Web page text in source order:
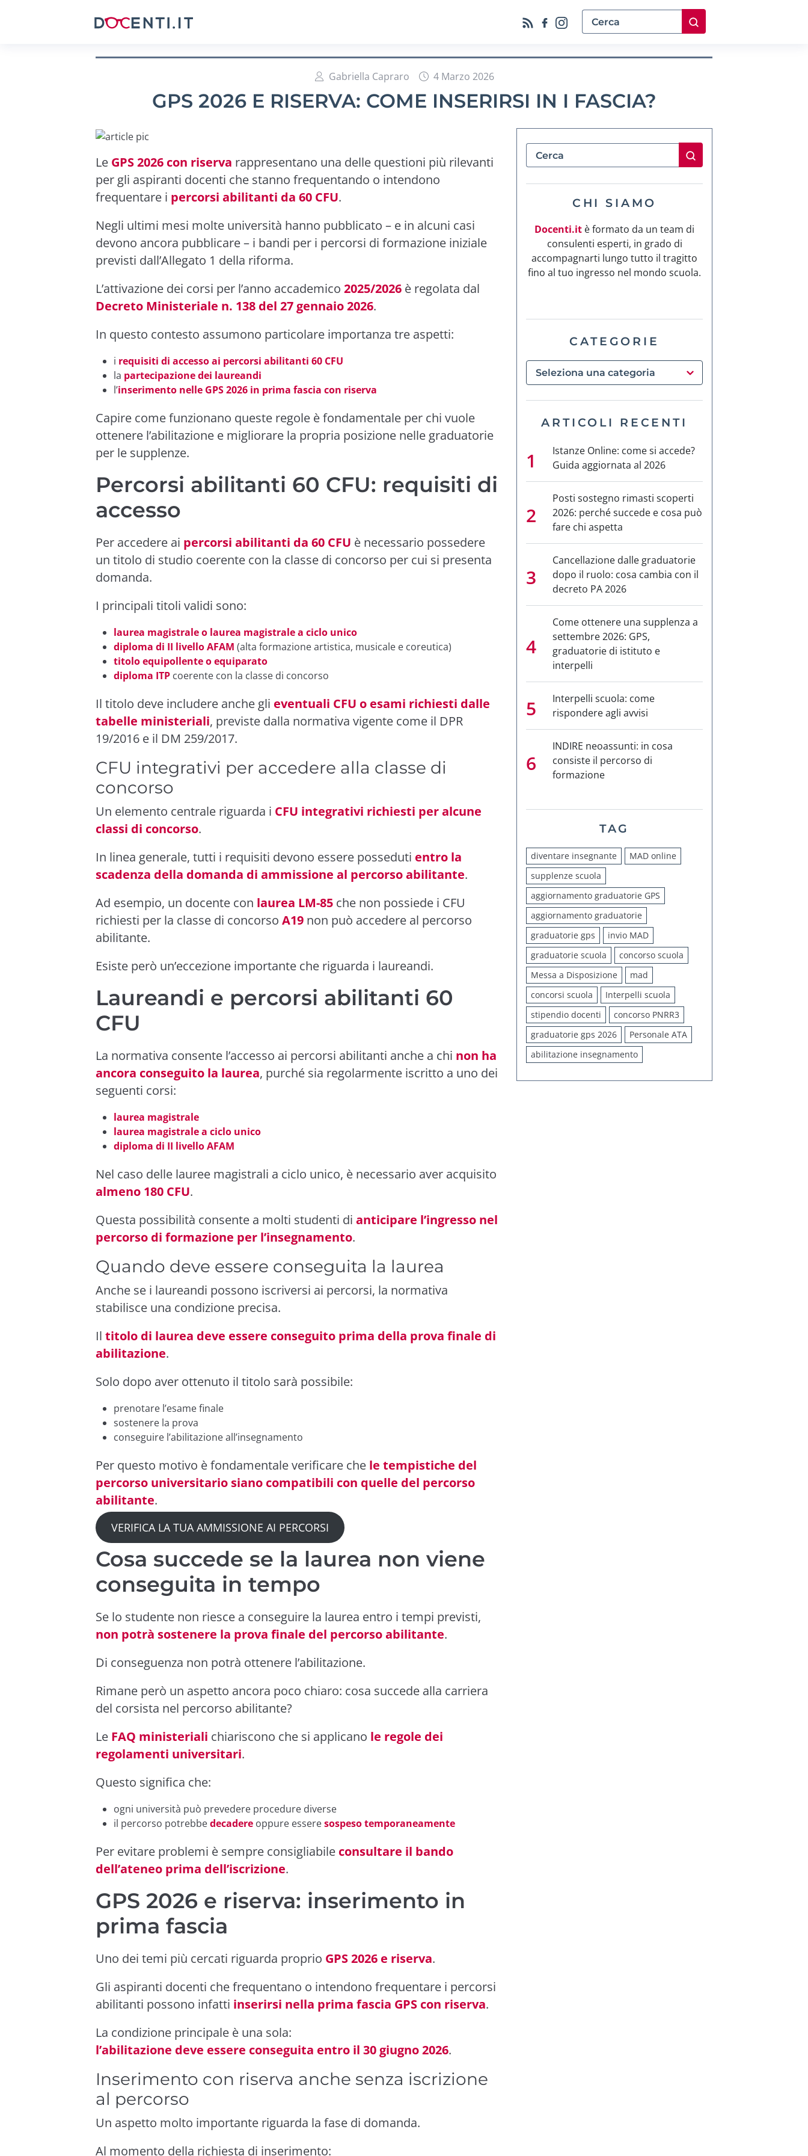
Gabriella Capraro 4 Marzo 2026
GPS 2026 E RISERVA: COME INSERIRSI IN I FASCIA?
Le GPS 2026 con riserva rappresentano una delle questioni più rilevanti
per gli aspiranti docenti che stanno frequentando o intendono
frequentare i percorsi abilitanti da 60 CFU.
Negli ultimi mesi molte università hanno pubblicato – e in alcuni casi
devono ancora pubblicare – i bandi per i percorsi di formazione iniziale
previsti dall’Allegato 1 della riforma.
L’attivazione dei corsi per l’anno accademico 2025/2026 è regolata dal
Decreto Ministeriale n. 138 del 27 gennaio 2026.
In questo contesto assumono particolare importanza tre aspetti:
i requisiti di accesso ai percorsi abilitanti 60 CFU
la partecipazione dei laureandi
l’inserimento nelle GPS 2026 in prima fascia con riserva
Capire come funzionano queste regole è fondamentale per chi vuole
ottenere l’abilitazione e migliorare la propria posizione nelle graduatorie
per le supplenze.
Percorsi abilitanti 60 CFU: requisiti di
accesso
Per accedere ai percorsi abilitanti da 60 CFU è necessario possedere
un titolo di studio coerente con la classe di concorso per cui si presenta
domanda.
I principali titoli validi sono:
laurea magistrale o laurea magistrale a ciclo unico
diploma di II livello AFAM (alta formazione artistica, musicale e coreutica)
titolo equipollente o equiparato
diploma ITP coerente con la classe di concorso
Il titolo deve includere anche gli eventuali CFU o esami richiesti dalle
tabelle ministeriali, previste dalla normativa vigente come il DPR
19/2016 e il DM 259/2017.
CFU integrativi per accedere alla classe di
concorso
Un elemento centrale riguarda i CFU integrativi richiesti per alcune
classi di concorso.
In linea generale, tutti i requisiti devono essere posseduti entro la
scadenza della domanda di ammissione al percorso abilitante.
Ad esempio, un docente con laurea LM-85 che non possiede i CFU
richiesti per la classe di concorso A19 non può accedere al percorso
abilitante.
Esiste però un’eccezione importante che riguarda i laureandi.
Laureandi e percorsi abilitanti 60
CFU
La normativa consente l’accesso ai percorsi abilitanti anche a chi non ha
ancora conseguito la laurea, purché sia regolarmente iscritto a uno dei
seguenti corsi:
laurea magistrale
laurea magistrale a ciclo unico
diploma di II livello AFAM
Nel caso delle lauree magistrali a ciclo unico, è necessario aver acquisito
almeno 180 CFU.
Questa possibilità consente a molti studenti di anticipare l’ingresso nel
percorso di formazione per l’insegnamento.
Quando deve essere conseguita la laurea
Anche se i laureandi possono iscriversi ai percorsi, la normativa
stabilisce una condizione precisa.
Il titolo di laurea deve essere conseguito prima della prova finale di
abilitazione.
Solo dopo aver ottenuto il titolo sarà possibile:
prenotare l’esame finale
sostenere la prova
conseguire l’abilitazione all’insegnamento
Per questo motivo è fondamentale verificare che le tempistiche del
percorso universitario siano compatibili con quelle del percorso
abilitante.
VERIFICA LA TUA AMMISSIONE AI PERCORSI
Cosa succede se la laurea non viene
conseguita in tempo
Se lo studente non riesce a conseguire la laurea entro i tempi previsti,
non potrà sostenere la prova finale del percorso abilitante.
Di conseguenza non potrà ottenere l’abilitazione.
Rimane però un aspetto ancora poco chiaro: cosa succede alla carriera
del corsista nel percorso abilitante?
Le FAQ ministeriali chiariscono che si applicano le regole dei
regolamenti universitari.
Questo significa che:
ogni università può prevedere procedure diverse
il percorso potrebbedecadere oppure esseresospeso temporaneamente
Per evitare problemi è sempre consigliabile consultare il bando
dell’ateneo prima dell’iscrizione.
GPS 2026 e riserva: inserimento in
prima fascia
Uno dei temi più cercati riguarda proprio GPS 2026 e riserva.
Gli aspiranti docenti che frequentano o intendono frequentare i percorsi
abilitanti possono infatti inserirsi nella prima fascia GPS con riserva.
La condizione principale è una sola:
l’abilitazione deve essere conseguita entro il 30 giugno 2026.
Inserimento con riserva anche senza iscrizione
al percorso
Un aspetto molto importante riguarda la fase di domanda.
Al momento della richiesta di inserimento:
CHI SIAMO
Docenti.it è formato da un team di
consulenti esperti, in grado di
accompagnarti lungo tutto il tragitto
fino al tuo ingresso nel mondo scuola.
CATEGORIE
ARTICOLI RECENTI
Istanze Online: come si accede?
Guida aggiornata al 2026
Posti sostegno rimasti scoperti
2026: perché succede e cosa può
fare chi aspetta
Cancellazione dalle graduatorie
dopo il ruolo: cosa cambia con il
decreto PA 2026
Come ottenere una supplenza a
settembre 2026: GPS,
graduatorie di istituto e
interpelli
Interpelli scuola: come
rispondere agli avvisi
INDIRE neoassunti: in cosa
consiste il percorso di
formazione
TAG
diventare insegnante
MAD online
supplenze scuola
aggiornamento graduatorie GPS
aggiornamento graduatorie
graduatorie gps
invio MAD
graduatorie scuola
concorso scuola
Messa a Disposizione
mad
concorsi scuola
Interpelli scuola
stipendio docenti
concorso PNRR3
graduatorie gps 2026
Personale ATA
abilitazione insegnamento